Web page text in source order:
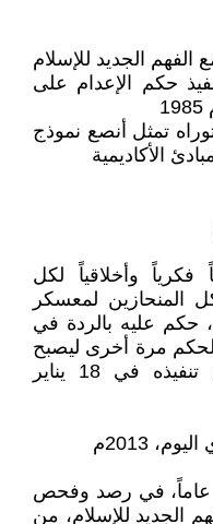
الفهم الجديد للإسلام
1968 وحتى تنفيذ حكم الإعدام على
تمثل أنصع نموذج
الأكاديمية
فكرياً وأخلاقياً لكل
المنحازين لمعسكر
حكم عليه بالردة في
الحكم مرة أخرى ليصبح
المسوغ لحكم الإعدام الذي تم تنفيذه في 18 يناير
2013م
ظللت أعمل، على مدى (28) عاماً، في رصد وفحص
الجديد للإسلام، من